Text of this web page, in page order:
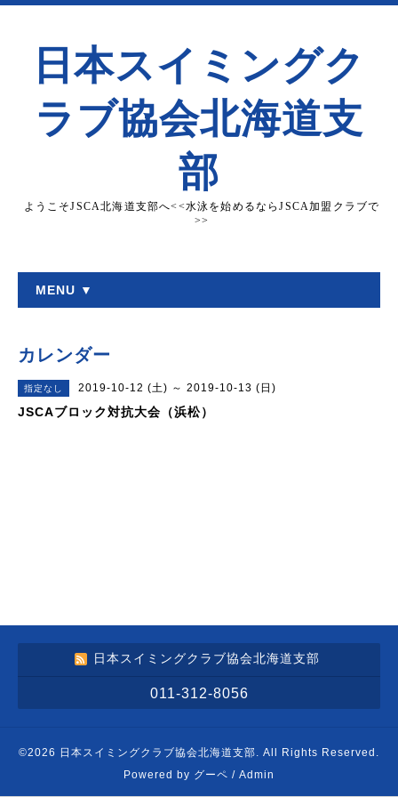
日本スイミングク
ラブ協会北海道支
部
ようこそJSCA北海道支部へ<<水泳を始めるならJSCA加盟クラブで
>>
MENU ▼
カレンダー
指定なし 2019-10-12 (土) ～ 2019-10-13 (日)
JSCAブロック対抗大会（浜松）
日本スイミングクラブ協会北海道支部
011-312-8056
©2026 日本スイミングクラブ協会北海道支部. All Rights Reserved.
Powered by グーペ / Admin